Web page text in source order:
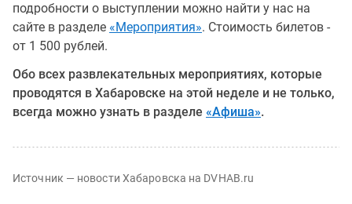
подробности о выступлении можно найти у нас на
сайте в разделе «Мероприятия». Стоимость билетов -
от 1 500 рублей.
Обо всех развлекательных мероприятиях, которые
проводятся в Хабаровске на этой неделе и не только,
всегда можно узнать в разделе «Афиша».
Источник — новости Хабаровска на DVHAB.ru